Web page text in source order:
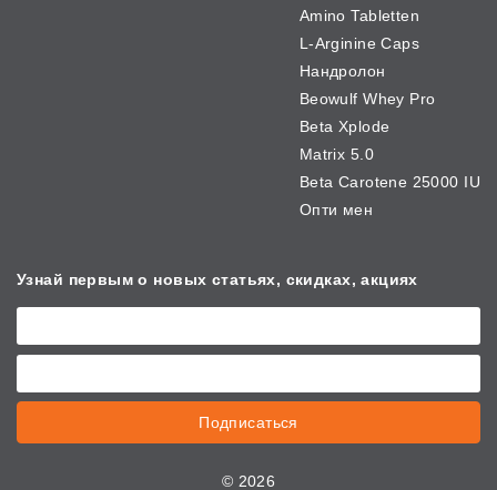
Amino Tabletten
L-Arginine Caps
Нандролон
Beowulf Whey Pro
Beta Xplode
Matrix 5.0
Beta Carotene 25000 IU
Опти мен
Узнай первым о новых статьях, скидках, акциях
Подписаться
© 2026